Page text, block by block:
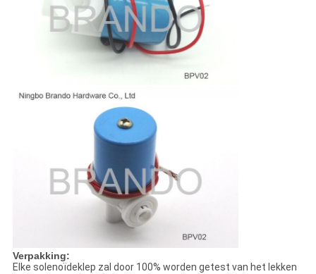
Verpakking:
Elke solenoïdeklep zal door 100% worden getest van het lekken